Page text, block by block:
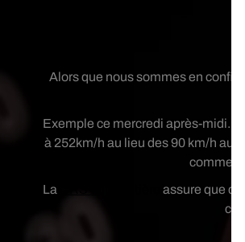
Alors que nous sommes en
Exemple ce mercredi après-midi.
à 252km/h au lieu des 90 km/h
comme
La
assure que